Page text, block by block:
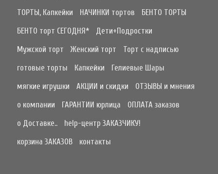
ТОРТЫ, Капкейки
НАЧИНКИ тортов
БЕНТО ТОРТЫ
БЕНТО торт СЕГОДНЯ*
Дети+Подростки
Мужской торт
Женский торт
Торт с надписью
готовые торты
Капкейки
Гелиевые Шары
мягкие игрушки
АКЦИИ и скидки
ОТЗЫВЫ и мнения
о компании
ГАРАНТИИ юрлица
ОПЛАТА заказов
о Доставке..
help-центр ЗАКАЗЧИКУ!
корзина ЗАКАЗОВ
контакты